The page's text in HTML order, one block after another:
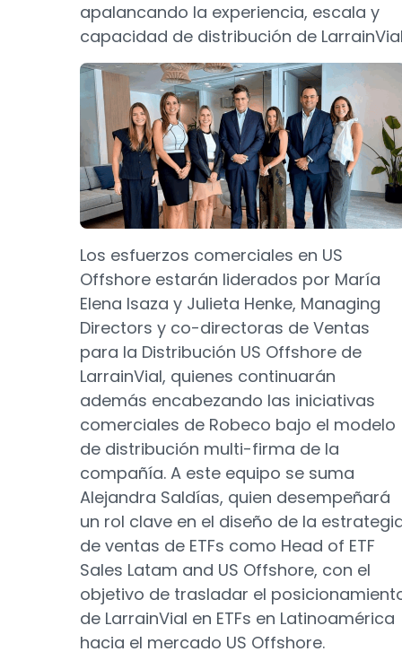
apalancando la experiencia, escala y
capacidad de distribución de
Los esfuerzos comerciales en US
Offshore estarán liderados por María
Elena Isaza y Julieta Henke, Managing
Directors y co-directoras de Ventas
para la Distribución US Offshore de
LarrainVial, quienes continuarán
además encabezando las iniciativas
comerciales de Robeco bajo el modelo
de distribución multi-firma de la
compañía. A este equipo se suma
Alejandra Saldías, quien desempeñará
un rol clave en el diseño de la
de ventas de ETFs como Head of ETF
Sales Latam and US Offshore, con el
objetivo de trasladar el
de LarrainVial en ETFs en Latinoamérica
hacia el mercado US Offshore.